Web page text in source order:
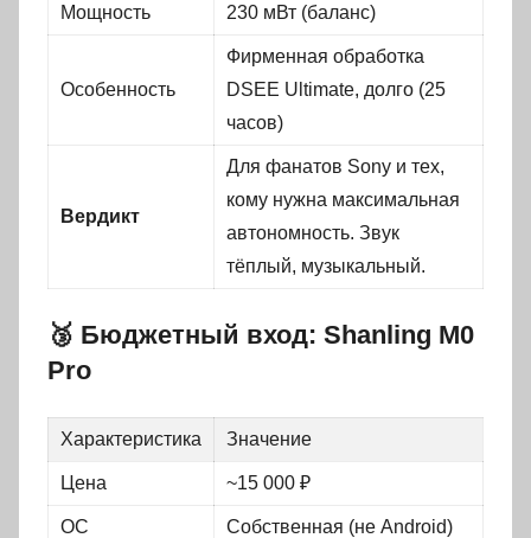
Мощность 230 мВт (баланс)
Особенность
Фирменная обработка
DSEE Ultimate, долго (25
часов)
Вердикт
Для фанатов Sony и тех,
кому нужна максимальная
автономность. Звук
тёплый, музыкальный.
🥉 Бюджетный вход: Shanling M0
Pro
Характеристика Значение
Цена ~15 000 ₽
ОС Собственная (не Android)